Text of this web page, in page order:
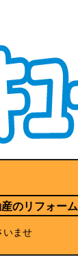
のリフォーム
いませ